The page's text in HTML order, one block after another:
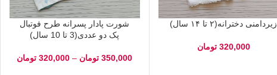
زیردامنی دخترانه(۲ تا ۱۴ سال)
320,000 تومان
شورت پادار پسرانه طرح فوتبال
پک دو عددی(3 تا 10 سال)
350,000 تومان –
320,000 تومان